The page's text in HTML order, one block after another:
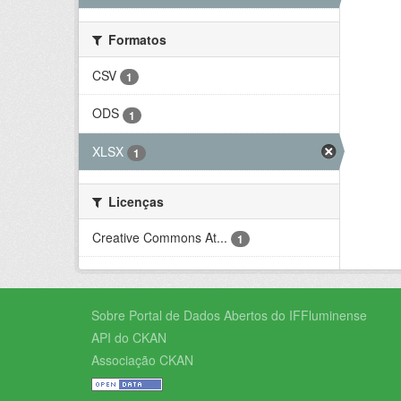
Formatos
CSV
1
ODS 1
XLSX 1
Licenças
Creative Commons At...
1
Sobre Portal de Dados Abertos do IFFluminense
API do CKAN
Associação CKAN